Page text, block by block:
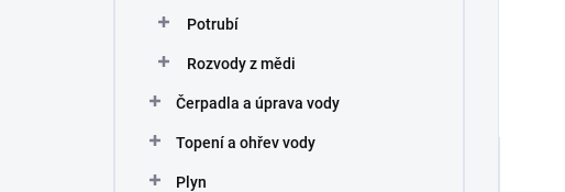
Potrubí
Rozvody z mědi
Čerpadla a úprava vody
Topení a ohřev vody
Plyn